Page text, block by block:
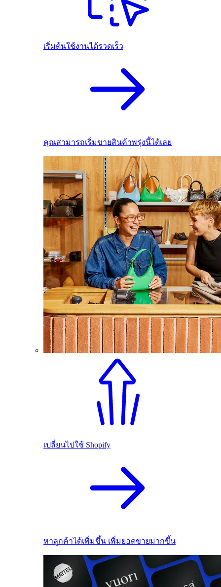
เริ่มต้นใช้งานได้รวดเร็ว
คุณสามารถเริ่มขายสินค้าพรุ่งนี้ได้เลย
เปลี่ยนไปใช้ Shopify
หาลูกค้าได้เพิ่มขึ้น เพิ่มยอดขายมากขึ้น